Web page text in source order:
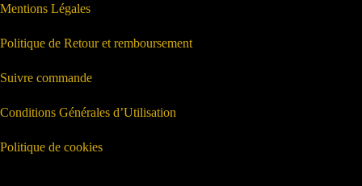
Mentions Légales
Politique de Retour et remboursement
Suivre commande
Conditions Générales d’Utilisation
Politique de cookies